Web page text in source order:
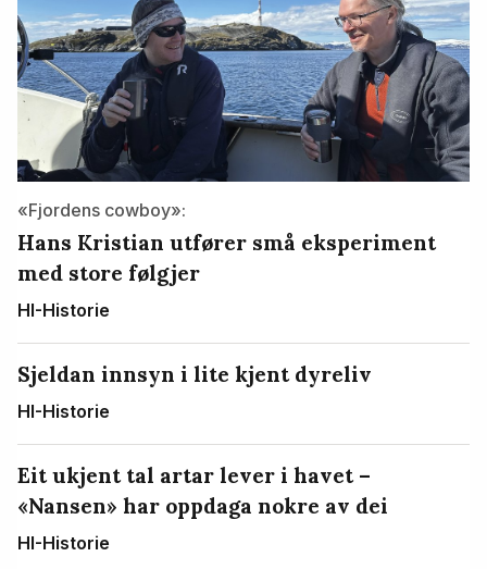
«Fjordens cowboy»:
Hans Kristian utfører små eksperiment
med store følgjer
HI-Historie
Sjeldan innsyn i lite kjent dyreliv
HI-Historie
Eit ukjent tal artar lever i havet –
«Nansen» har oppdaga nokre av dei
HI-Historie